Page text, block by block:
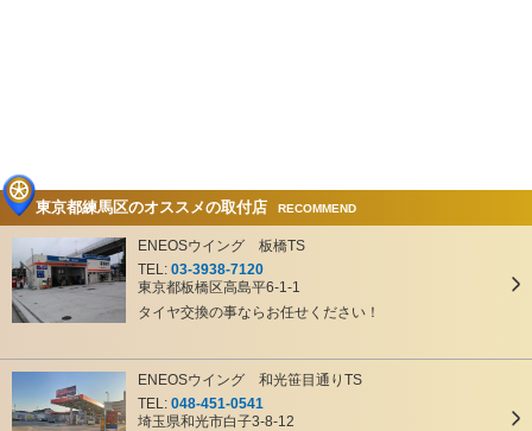
東京都練馬区のオススメの取付店 RECOMMEND
ENEOSウイング 板橋TS
TEL: 03-3938-7120
東京都板橋区高島平6-1-1
タイヤ交換の事ならお任せください！
ENEOSウイング 和光笹目通りTS
TEL: 048-451-0541
埼玉県和光市白子3-8-12